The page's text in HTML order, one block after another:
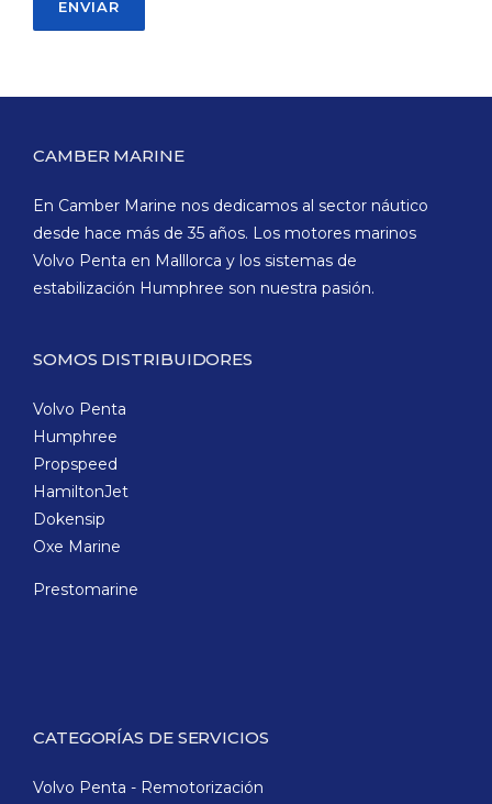
CAMBER MARINE
En Camber Marine nos dedicamos al sector náutico
desde hace más de 35 años. Los motores marinos
Volvo Penta en Malllorca y los sistemas de
estabilización Humphree son nuestra pasión.
SOMOS DISTRIBUIDORES
Volvo Penta
Humphree
Propspeed
HamiltonJet
Dokensip
Oxe Marine
Prestomarine
CATEGORÍAS DE SERVICIOS
Volvo Penta - Remotorización